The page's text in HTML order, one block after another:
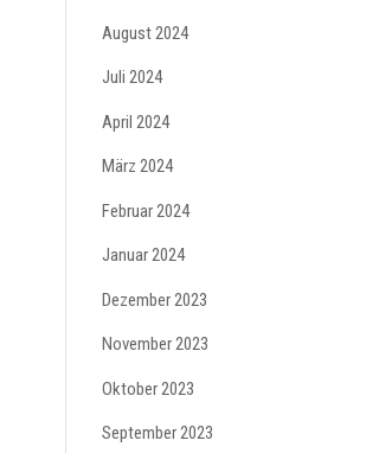
August 2024
Juli 2024
April 2024
März 2024
Februar 2024
Januar 2024
Dezember 2023
November 2023
Oktober 2023
September 2023